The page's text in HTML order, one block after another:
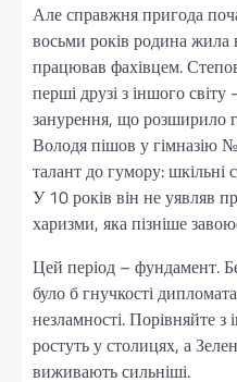
Але справжня пригода
восьми років родина жила
працював фахівцем.
перші друзі з іншого
занурення, що розширило
Володя пішов у гімназію
талант до гумору: шкільні
У 10 років він не уявляв
харизми, яка пізніше
Цей період – фундамент.
було б гнучкості
незламності. Порівняйте з
ростуть у столицях, а
виживають сильніші.